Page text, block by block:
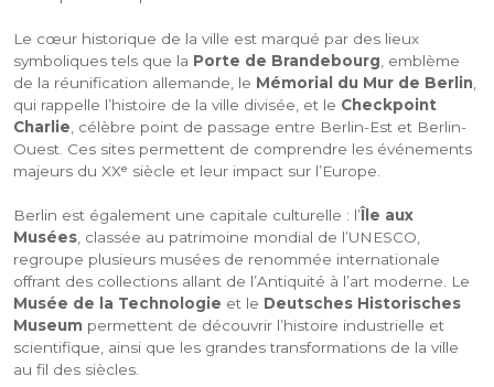
Le cœur historique de la ville est marqué par des lieux
symboliques tels que la Porte de Brandebourg, emblème
de la réunification allemande, le Mémorial du Mur de Berlin,
qui rappelle l’histoire de la ville divisée, et le Checkpoint
Charlie, célèbre point de passage entre Berlin-Est et Berlin-
Ouest. Ces sites permettent de comprendre les événements
majeurs du XXᵉ siècle et leur impact sur l’Europe.
Berlin est également une capitale culturelle : l’Île aux
Musées, classée au patrimoine mondial de l’UNESCO,
regroupe plusieurs musées de renommée internationale
offrant des collections allant de l’Antiquité à l’art moderne. Le
Musée de la Technologie et le Deutsches Historisches
Museum permettent de découvrir l’histoire industrielle et
scientifique, ainsi que les grandes transformations de la ville
au fil des siècles.